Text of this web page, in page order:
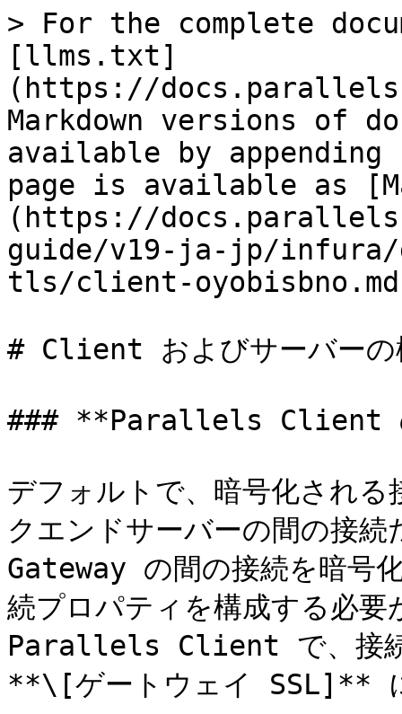
> For the complete
[llms.txt]
(https://
Markdown versions of
available by
page is available as
(https://
guide/v19-ja-jp/infura/
tls/client-
# Client およびサーバーの
### **Parallels Client
デフォルトで、暗号化され
クエンドサーバーの間の
Gateway の間の接続を暗号
続プロパティを構成する必
Parallels Client で、接続
**\[ゲートウェイ SSL]**